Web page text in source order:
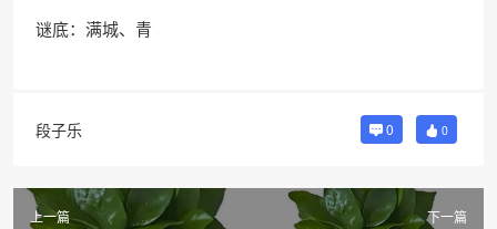
谜底：满城、青
段子乐 0 0
上一篇 下一篇